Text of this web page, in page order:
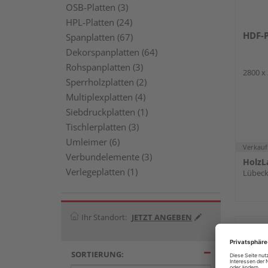
OSB-Platten (3)
HPL-Platten (24)
Spanplatten (67)
Dekorspanplatten (64)
Rohspanplatten (3)
Sperrholzplatten (2)
Multiplexplatten (4)
Siebdruckplatten (1)
Tischlerplatten (3)
Umleimer (6)
Verbundelemente (3)
Verlegeplatten (1)
Ihr Standort: JETZT ANGEBEN
SORTIERUNG:
2800
Lübeck